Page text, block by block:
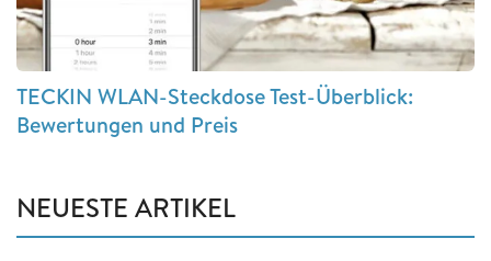
TECKIN WLAN-Steckdose Test-Überblick:
Bewertungen und Preis
NEUESTE ARTIKEL